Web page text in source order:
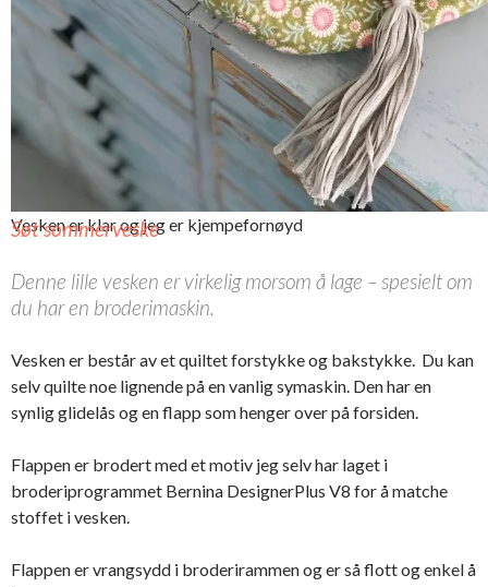
Vesken er klar og jeg er kjempefornøyd
Søt sommerveske
Denne lille vesken er virkelig morsom å lage – spesielt om
du har en broderimaskin.
Vesken er består av et quiltet forstykke og bakstykke. Du kan
selv quilte noe lignende på en vanlig symaskin. Den har en
synlig glidelås og en flapp som henger over på forsiden.
Flappen er brodert med et motiv jeg selv har laget i
broderiprogrammet Bernina DesignerPlus V8 for å matche
stoffet i vesken.
Flappen er vrangsydd i broderirammen og er så flott og enkel å